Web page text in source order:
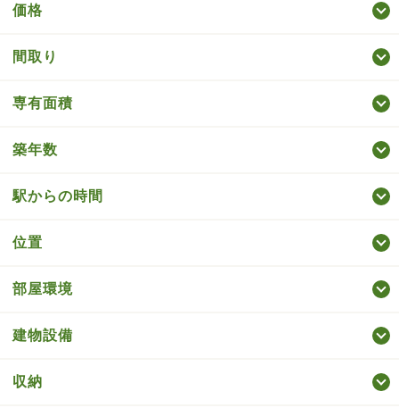
価格
間取り
専有面積
築年数
駅からの時間
位置
部屋環境
建物設備
収納